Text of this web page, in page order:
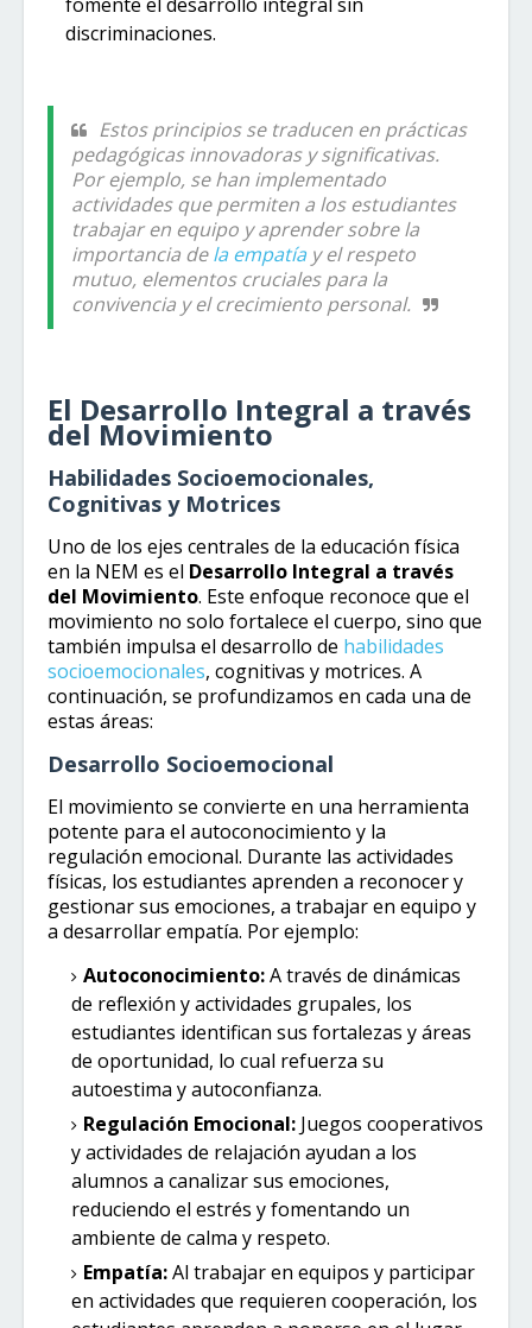
fomente el desarrollo integral sin
discriminaciones.
Estos principios se traducen en prácticas
pedagógicas innovadoras y significativas.
Por ejemplo, se han implementado
actividades que permiten a los estudiantes
trabajar en equipo y aprender sobre la
importancia dela empatía y el respeto
mutuo, elementos cruciales para la
convivencia y el crecimiento personal.
El Desarrollo Integral a través
del Movimiento
Habilidades Socioemocionales,
Cognitivas y Motrices
Uno de los ejes centrales de la educación física
en la NEM es el Desarrollo Integral a través
del Movimiento. Este enfoque reconoce que el
movimiento no solo fortalece el cuerpo, sino que
también impulsa el desarrollo de habilidades
socioemocionales, cognitivas y motrices. A
continuación, se profundizamos en cada una de
estas áreas:
Desarrollo Socioemocional
El movimiento se convierte en una herramienta
potente para el autoconocimiento y la
regulación emocional. Durante las actividades
físicas, los estudiantes aprenden a reconocer y
gestionar sus emociones, a trabajar en equipo y
a desarrollar empatía. Por ejemplo:
Autoconocimiento:A través de dinámicas
de reflexión y actividades grupales, los
estudiantes identifican sus fortalezas y áreas
de oportunidad, lo cual refuerza su
autoestima y autoconfianza.
Regulación Emocional: Juegos cooperativos
y actividades de relajación ayudan a los
alumnos a canalizar sus emociones,
reduciendo el estrés y fomentando un
ambiente de calma y respeto.
Empatía:Al trabajar en equipos y participar
en actividades que requieren cooperación, los